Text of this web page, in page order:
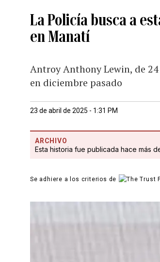
La Policía busca a
en Manatí
Antroy Anthony Lewin, de
en diciembre pasado
23 de abril de 2025 - 1:31 PM
ARCHIVO
Esta historia fue publicada hace más
Se adhiere a los criterios de